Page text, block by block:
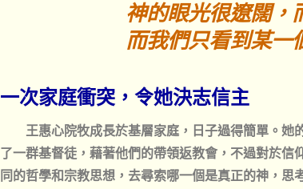
神的眼光很遼闊，
而我們只看到某一
一次家庭衝突，令她決志信主
王惠心院牧成長於基層家庭，日子過得簡單。
了一群基督徒，藉著他們的帶領返教會，不過對於
同的哲學和宗教思想，去尋索哪一個是真正的神，